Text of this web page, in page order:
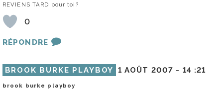
REVIENS TARD pour toi?
0
RÉPONDRE
BROOK BURKE PLAYBOY 1 AOÛT 2007 - 14 :21
brook burke playboy